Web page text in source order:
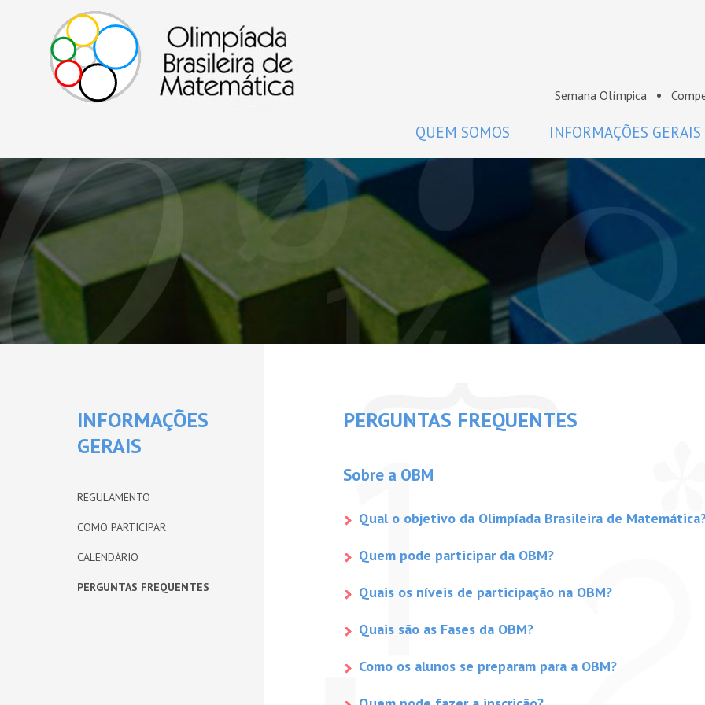
Semana Olímpica
QUEM SOMOS
A OBM
Premiados da OBM
Comissão Nacional de Olimpíadas
de Matemática da SBM
Coordenadores
Projeto Gráfico da OBM
INFORMAÇÕES GERAIS
Regulamento
Calendário
Perguntas frequentes
INFORMAÇÕES
GERAIS
REGULAMENTO
COMO PARTICIPAR
CALENDÁRIO
PERGUNTAS FREQUENTES
PERGUNTAS FREQUENTES
Sobre a OBM
Qual o objetivo da Olimpíada Brasileira de
Quem pode participar da OBM?
Quais os níveis de participação na OBM?
Quais são as Fases da OBM?
Como os alunos se preparam para a OBM?